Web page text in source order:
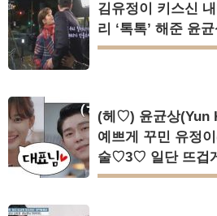
김유정이 키스신
리 ‘톡톡’ 해준 윤
(헤♡) 윤균상(Yun
예쁘게 꾸민 유정
술♡3♡ 일단 뜨겁